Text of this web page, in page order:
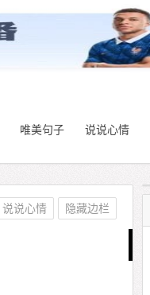
唯美句子 说说心情
说说心情 隐藏边栏